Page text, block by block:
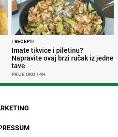
/RECEPTI
Imate tikvice i piletinu?
Napravite ovaj brzi ručak iz jedne
tave
PRIJE OKO 14H